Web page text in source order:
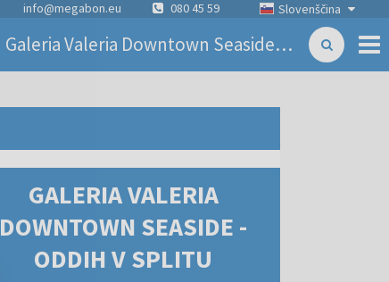
Slovenščina
info@megabon.eu 080 45 59
Galeria Valeria Downtown Seaside - Oddih v Splitu
GALERIA VALERIA
DOWNTOWN SEASIDE -
ODDIH V SPLITU